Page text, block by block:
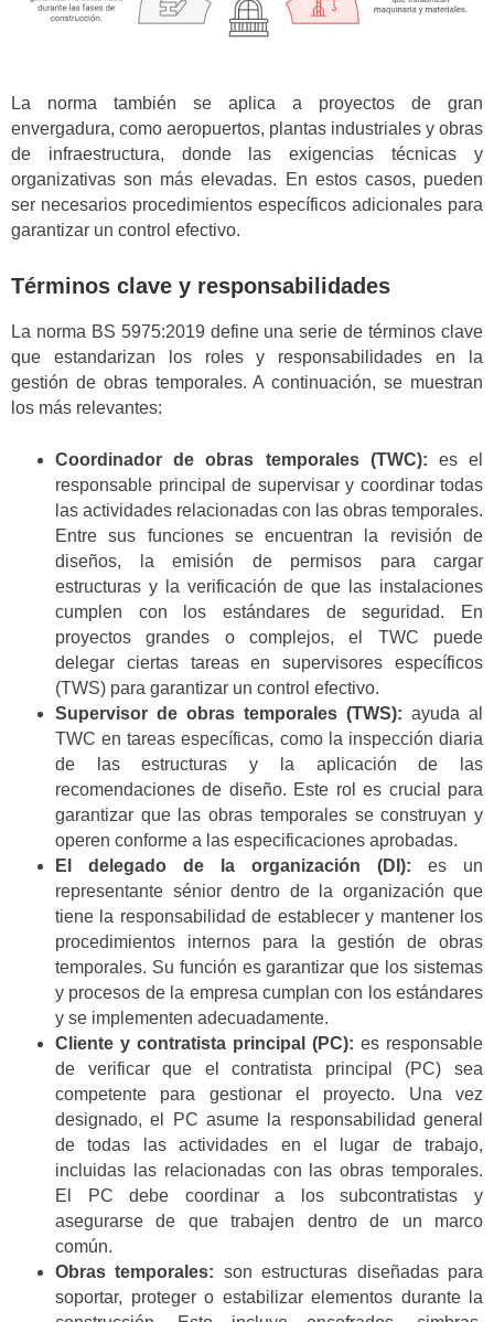
La norma también se aplica a proyectos de gran
envergadura, como aeropuertos, plantas industriales y obras
de infraestructura, donde las exigencias técnicas y
organizativas son más elevadas. En estos casos, pueden
ser necesarios procedimientos específicos adicionales para
garantizar un control efectivo.
Términos clave y responsabilidades
La norma BS 5975:2019 define una serie de términos clave
que estandarizan los roles y responsabilidades en la
gestión de obras temporales. A continuación, se muestran
los más relevantes:
Coordinador de obras temporales (TWC): es el
responsable principal de supervisar y coordinar todas
las actividades relacionadas con las obras temporales.
Entre sus funciones se encuentran la revisión de
diseños, la emisión de permisos para cargar
estructuras y la verificación de que las instalaciones
cumplen con los estándares de seguridad. En
proyectos grandes o complejos, el TWC puede
delegar ciertas tareas en supervisores específicos
(TWS) para garantizar un control efectivo.
Supervisor de obras temporales (TWS): ayuda al
TWC en tareas específicas, como la inspección diaria
de las estructuras y la aplicación de las
recomendaciones de diseño. Este rol es crucial para
garantizar que las obras temporales se construyan y
operen conforme a las especificaciones aprobadas.
El delegado de la organización (DI): es un
representante sénior dentro de la organización que
tiene la responsabilidad de establecer y mantener los
procedimientos internos para la gestión de obras
temporales. Su función es garantizar que los sistemas
y procesos de la empresa cumplan con los estándares
y se implementen adecuadamente.
Cliente y contratista principal (PC): es responsable
de verificar que el contratista principal (PC) sea
competente para gestionar el proyecto. Una vez
designado, el PC asume la responsabilidad general
de todas las actividades en el lugar de trabajo,
incluidas las relacionadas con las obras temporales.
El PC debe coordinar a los subcontratistas y
asegurarse de que trabajen dentro de un marco
común.
Obras temporales: son estructuras diseñadas para
soportar, proteger o estabilizar elementos durante la